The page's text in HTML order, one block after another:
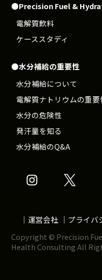
●Precision Fuel &
電解質飲料
ケーススタディ
●水分補給の重要性
水分補給について
電解質ナトリウムの重要
水分の危険性
発汗量を知る
水分補給のQ&A
Precision
式
ン
Precision
式
ア
｜ 運営会社 ｜ プライバ
Copyright © Precision
Health Consulting All